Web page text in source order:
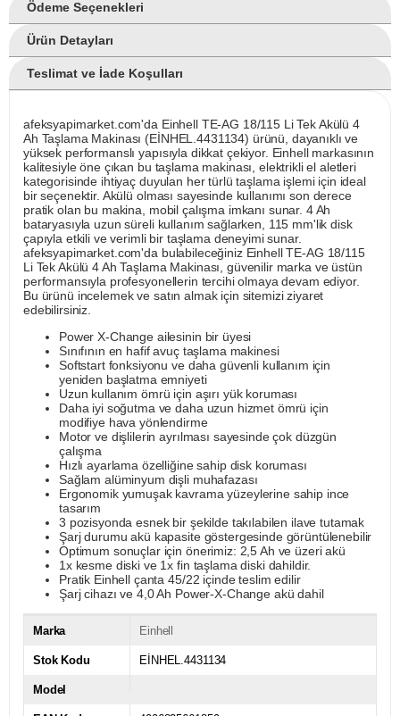
Ödeme Seçenekleri
Ürün Detayları
Teslimat ve İade Koşulları
afeksyapimarket.com'da Einhell TE-AG 18/115 Li Tek Akülü 4
Ah Taşlama Makinası (EİNHEL.4431134) ürünü, dayanıklı ve
yüksek performanslı yapısıyla dikkat çekiyor. Einhell markasının
kalitesiyle öne çıkan bu taşlama makinası, elektrikli el aletleri
kategorisinde ihtiyaç duyulan her türlü taşlama işlemi için ideal
bir seçenektir. Akülü olması sayesinde kullanımı son derece
pratik olan bu makina, mobil çalışma imkanı sunar. 4 Ah
bataryasıyla uzun süreli kullanım sağlarken, 115 mm'lik disk
çapıyla etkili ve verimli bir taşlama deneyimi sunar.
afeksyapimarket.com'da bulabileceğiniz Einhell TE-AG 18/115
Li Tek Akülü 4 Ah Taşlama Makinası, güvenilir marka ve üstün
performansıyla profesyonellerin tercihi olmaya devam ediyor.
Bu ürünü incelemek ve satın almak için sitemizi ziyaret
edebilirsiniz.
Power X-Change ailesinin bir üyesi
Sınıfının en hafif avuç taşlama makinesi
Softstart fonksiyonu ve daha güvenli kullanım için
yeniden başlatma emniyeti
Uzun kullanım ömrü için aşırı yük koruması
Daha iyi soğutma ve daha uzun hizmet ömrü için
modifiye hava yönlendirme
Motor ve dişlilerin ayrılması sayesinde çok düzgün
çalışma
Hızlı ayarlama özelliğine sahip disk koruması
Sağlam alüminyum dişli muhafazası
Ergonomik yumuşak kavrama yüzeylerine sahip ince
tasarım
3 pozisyonda esnek bir şekilde takılabilen ilave tutamak
Şarj durumu akü kapasite göstergesinde görüntülenebilir
Optimum sonuçlar için önerimiz: 2,5 Ah ve üzeri akü
1x kesme diski ve 1x fin taşlama diski dahildir.
Pratik Einhell çanta 45/22 içinde teslim edilir
Şarj cihazı ve 4,0 Ah Power-X-Change akü dahil
Marka Einhell
Stok Kodu EİNHEL.4431134
Model